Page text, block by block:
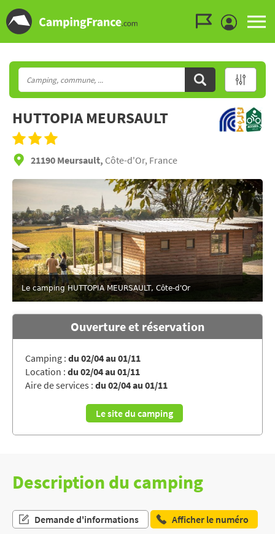
HUTTOPIA MEURSAULT
21190 Meursault, Côte-d'Or, France
Le camping HUTTOPIA MEURSAULT, Côte-d'Or
Ouverture et réservation
Camping : du 02/04 au 01/11
Location : du 02/04 au 01/11
Aire de services : du 02/04 au 01/11
Le site du camping
Description du camping
Demande d'informations
Afficher le numéro